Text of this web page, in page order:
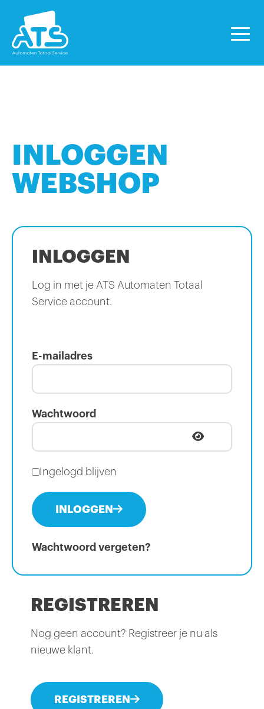
INLOGGEN
WEBSHOP
INLOGGEN
Log in met je ATS Automaten Totaal
Service account.
E-mailadres
Wachtwoord
Ingelogd blijven
INLOGGEN
Wachtwoord vergeten?
REGISTREREN
Nog geen account? Registreer je nu als
nieuwe klant.
REGISTREREN